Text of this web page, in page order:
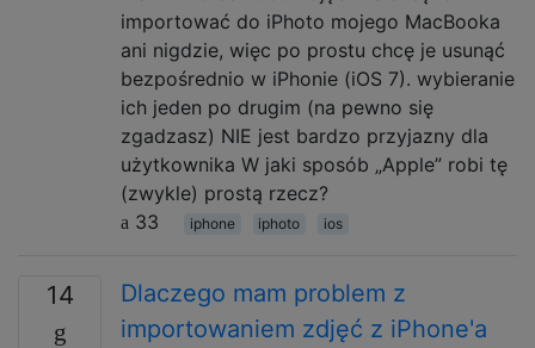
importować do iPhoto mojego MacBooka
ani nigdzie, więc po prostu chcę je usunąć
bezpośrednio w iPhonie (iOS 7). wybieranie
ich jeden po drugim (na pewno się
zgadzasz) NIE jest bardzo przyjazny dla
użytkownika W jaki sposób „Apple” robi tę
(zwykle) prostą rzecz?
33
iphone iphoto ios
14
Dlaczego mam problem z
importowaniem zdjęć z iPhone'a